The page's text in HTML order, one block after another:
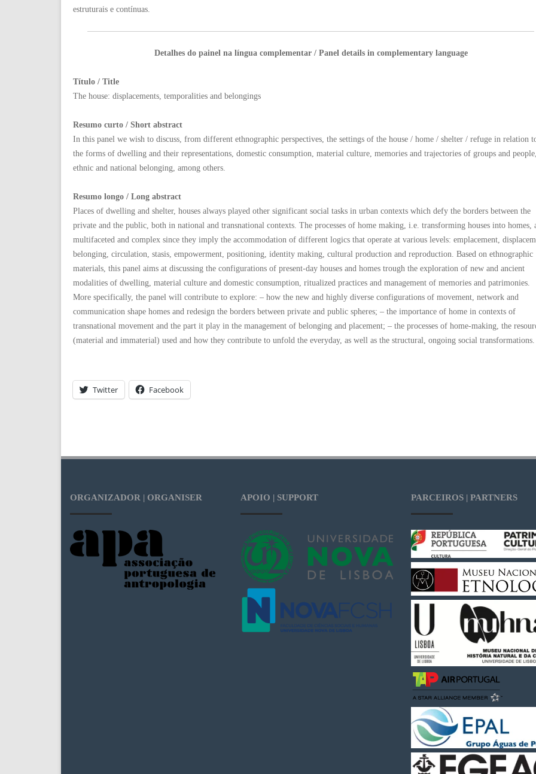
estruturais e contínuas.
Detalhes do painel na língua complementar / Panel details in complementary language
Título / Title
The house: displacements, temporalities and belongings
Resumo curto / Short abstract
In this panel we wish to discuss, from different ethnographic perspectives, the settings of the house / home / shelter / refuge in relation
the forms of dwelling and their representations, domestic consumption, material culture, memories and trajectories of groups and people,
ethnic and national belonging, among others.
Resumo longo / Long abstract
Places of dwelling and shelter, houses always played other significant social tasks in urban contexts which defy the borders between the
private and the public, both in national and transnational contexts. The processes of home making, i.e. transforming houses into homes,
multifaceted and complex since they imply the accommodation of different logics that operate at various levels: emplacement,
belonging, circulation, stasis, empowerment, positioning, identity making, cultural production and reproduction. Based on ethnographic
materials, this panel aims at discussing the configurations of present-day houses and homes trough the exploration of new and ancient
modalities of dwelling, material culture and domestic consumption, ritualized practices and management of memories and patrimonies.
More specifically, the panel will contribute to explore: – how the new and highly diverse configurations of movement, network and
communication shape homes and redesign the borders between private and public spheres; – the importance of home in contexts of
transnational movement and the part it play in the management of belonging and placement; – the processes of home-making, the
(material and immaterial) used and how they contribute to unfold the everyday, as well as the structural, ongoing social transformations.
Twitter Facebook
ORGANIZADOR | ORGANISER APOIO | SUPPORT PARCEIROS | PARTNERS